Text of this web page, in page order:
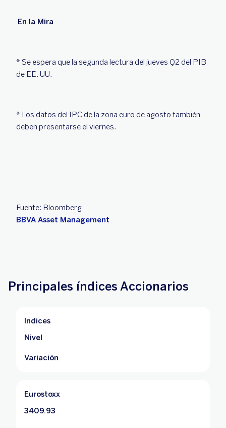
En la Mira
* Se espera que la segunda lectura del jueves Q2 del PIB
de EE. UU.
* Los datos del IPC de la zona euro de agosto también
deben presentarse el viernes.
Fuente: Bloomberg
BBVA Asset Management
Principales índices Accionarios
Indices
Nivel
Variación
Eurostoxx
3409.93